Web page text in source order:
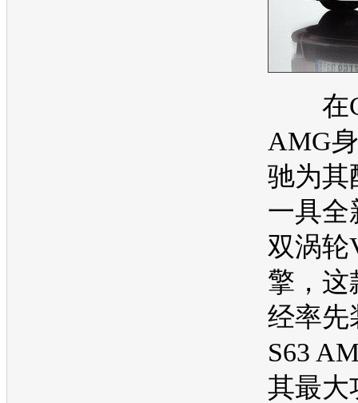
在
AMG
驰为其
一具全
双涡轮
擎，这
经率先
S63
其最大